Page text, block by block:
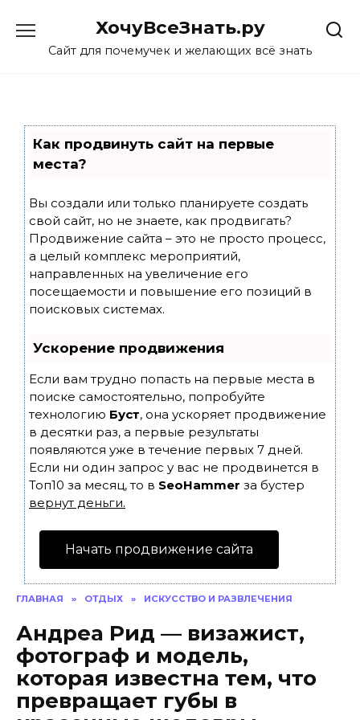
content
ХочуВсеЗнать.ру
Сайт для почемучек и желающих всё знать
Как продвинуть сайт на первые
места?
Вы создали или только планируете создать
свой сайт, но не знаете, как продвигать?
Продвижение сайта – это не просто процесс,
а целый комплекс мероприятий,
направленных на увеличение его
посещаемости и повышение его позиций в
поисковых системах.
Ускорение продвижения
Если вам трудно попасть на первые места в
поиске самостоятельно, попробуйте
технологию Буст, она ускоряет продвижение
в десятки раз, а первые результаты
появляются уже в течение первых 7 дней.
Если ни один запрос у вас не продвинется в
Топ10 за месяц, то в SeoHammer за бустер
вернут деньги.
Начать продвижение сайта
ГЛАВНАЯ » ОТДЫХ » ИСКУССТВО И РАЗВЛЕЧЕНИЯ
Андреа Рид — визажист,
фотограф и модель,
которая известна тем, что
превращает губы в